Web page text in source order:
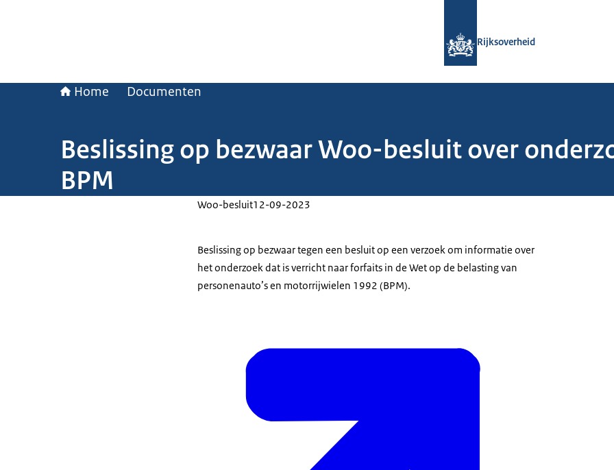
Rijksoverheid
Home Documenten
Beslissing op bezwaar Woo-besluit over
BPM
Woo-besluit12-09-2023
Beslissing op bezwaar tegen een besluit op een verzoek om informatie over
het onderzoek dat is verricht naar forfaits in de Wet op de belasting van
personenauto’s en motorrijwielen 1992 (BPM).